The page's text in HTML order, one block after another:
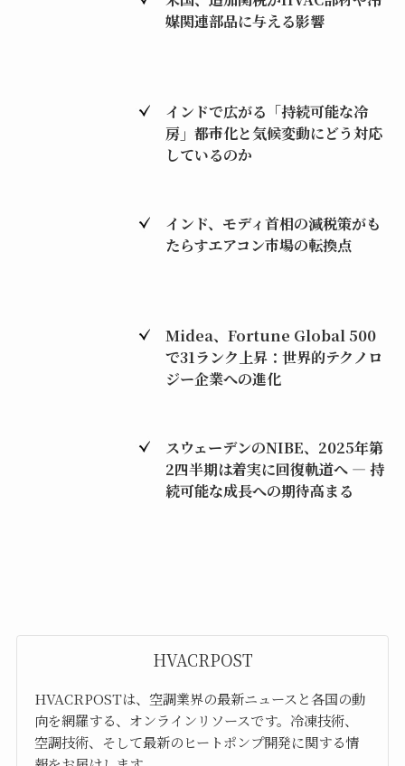
媒関連部品に与える影響
インドで広がる「持続可能な冷
房」――都市化と気候変動にどう対応
しているのか
インド、モディ首相の減税策がも
たらすエアコン市場の転換点
Midea、Fortune Global 500
で31ランク上昇：世界的テクノロ
ジー企業への進化
スウェーデンのNIBE、2025年第
2四半期は着実に回復軌道へ ― 持
続可能な成長への期待高まる
HVACRPOST
HVACRPOSTは、空調業界の最新ニュースと各国の動
向を網羅する、オンラインリソースです。冷凍技術、
空調技術、そして最新のヒートポンプ開発に関する情